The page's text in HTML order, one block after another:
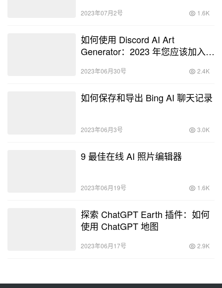
2023年07月2号 1.6K
如何使用 Discord AI Art
Generator：2023 年您应该加入的
2023年06月30号 2.4K
如何保存和导出 Bing AI 聊天记录
2023年06月3号 3.0K
9 最佳在线 AI 照片编辑器
2023年06月19号 1.6K
探索 ChatGPT Earth 插件：如何
使用 ChatGPT 地图
2023年06月17号 2.9K